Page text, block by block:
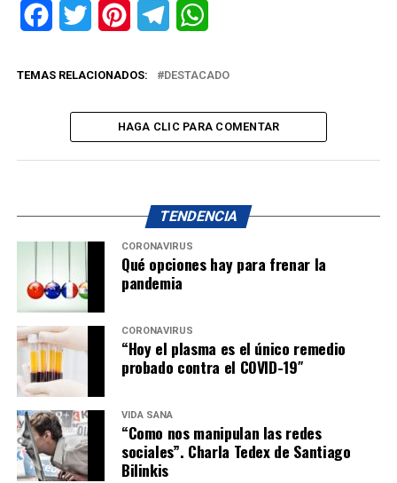
FacebookTwitter PinterestTelegram
TEMAS RELACIONADOS: DESTACADO
HAGA CLIC PARA COMENTAR
TENDENCIA
CORONAVIRUS
Qué opciones hay para frenar la
pandemia
CORONAVIRUS
“Hoy el plasma es el único remedio
probado contra el COVID-19″
VIDA SANA
“Como nos manipulan las redes
sociales”. Charla Tedex de Santiago
Bilinkis